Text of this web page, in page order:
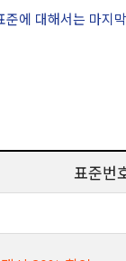
준에 대해서는 마지
표준번